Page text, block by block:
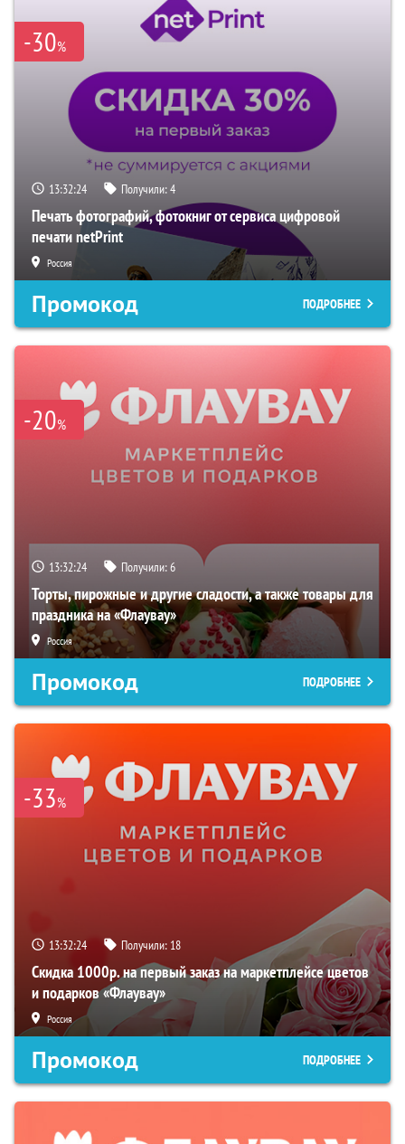
-30%
13:32:23 Получили:4
Печать фотографий, фотокниг от сервиса цифровой
печати netPrint
Россия
Промокод ПОДРОБНЕЕ
-20%
13:32:23 Получили:6
Торты, пирожные и другие сладости, а также товары для
праздника на «Флаувау»
Россия
Промокод ПОДРОБНЕЕ
-33%
13:32:23 Получили: 18
Скидка 1000р. на первый заказ на маркетплейсе цветов
и подарков «Флаувау»
Россия
Промокод ПОДРОБНЕЕ